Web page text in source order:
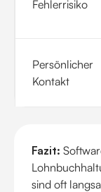
Fehlerrisiko
Persönlicher
Kontakt
Fazit:
sind oft